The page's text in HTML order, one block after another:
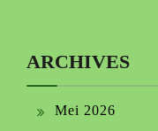
ARCHIVES
Mei 2026